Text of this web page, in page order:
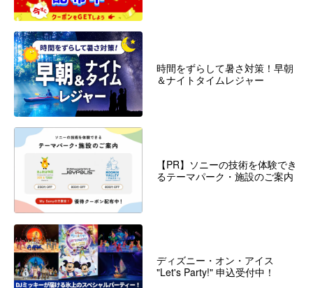
時間をずらして暑さ対策！早朝
＆ナイトタイムレジャー
【PR】ソニーの技術を体験でき
るテーマパーク・施設のご案内
ディズニー・オン・アイス
"Let's Party!" 申込受付中！